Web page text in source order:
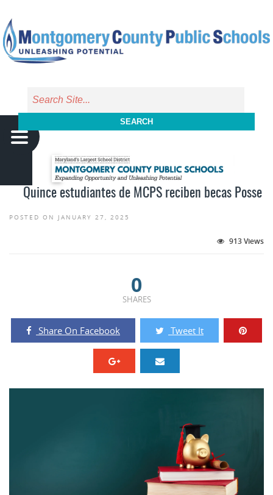
SEARCH
Quince estudiantes de MCPS reciben becas Posse
POSTED ON JANUARY 27, 2025
913 Views
0
SHARES
Share On Facebook Tweet It